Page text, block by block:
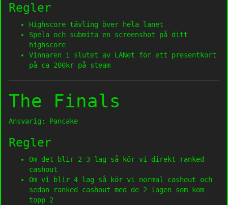
Regler
Highscore tävling över hela lanet
Spela och submita en screenshot på ditt
highscore
Vinnaren i slutet av LANet för ett presentkort
på ca 200kr på steam
The Finals
Ansvarig: Pancake
Regler
Om det blir 2-3 lag så kör vi direkt ranked
cashout
Om vi blir 4 lag så kör vi normal cashout och
sedan ranked cashout med de 2 lagen som kom
topp 2